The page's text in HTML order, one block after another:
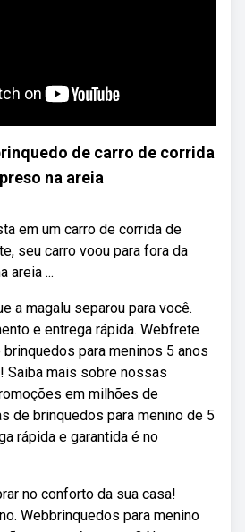
de carro de corrida
na areia
em um carro de corrida de
seu carro voou para fora da
areia ...
a magalu separou para você.
e entrega rápida. Webfrete
para meninos 5 anos
Saiba mais sobre nossas
em milhões de
de brinquedos para menino de 5
rápida e garantida é no
no conforto da sua casa!
Webbrinquedos para menino